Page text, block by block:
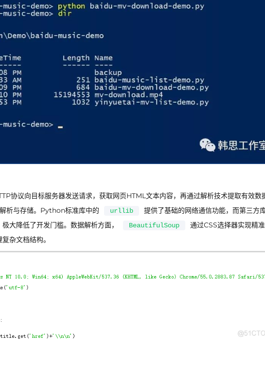
协议向目标服务器发送请求，获取网页HTML文本内容，再通过解析技术提取有效数
析与存储。Python标准库中的
urllib 提供了基础的网络通信功能，而第三方
大降低了开发门槛。数据解析方面， BeautifulSoup
通过CSS选择器实现精
杂文档结构。